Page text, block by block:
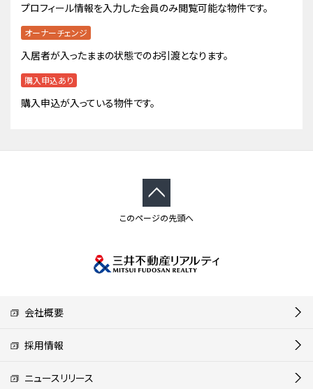
プロフィール情報を入力した会員のみ閲覧可能な物件です。
オーナーチェンジ
入居者が入ったままの状態でのお引渡となります。
購入申込あり
購入申込が入っている物件です。
このページの先頭へ
会社概要
採用情報
ニュースリリース